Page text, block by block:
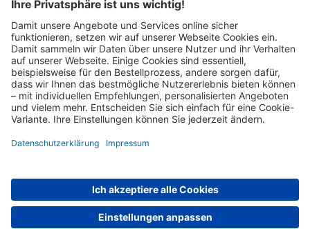
Produktsortiment
Ratgeber
Folgen Sie uns auch auf
Unser Angebot richtet sich ausschließlich an Industrie, Handel, Gewerbe und
europäische Ausland gelten Sonderkonditionen, die auf Anfrage mitgeteilt werden.
* Alle Preise verstehen sich zzgl. gesetzlicher MwSt.